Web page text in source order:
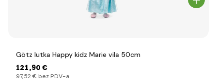
Götz lutka Happy kidz Marie vila 50cm
121,90 €
97,52 € bez PDV-a